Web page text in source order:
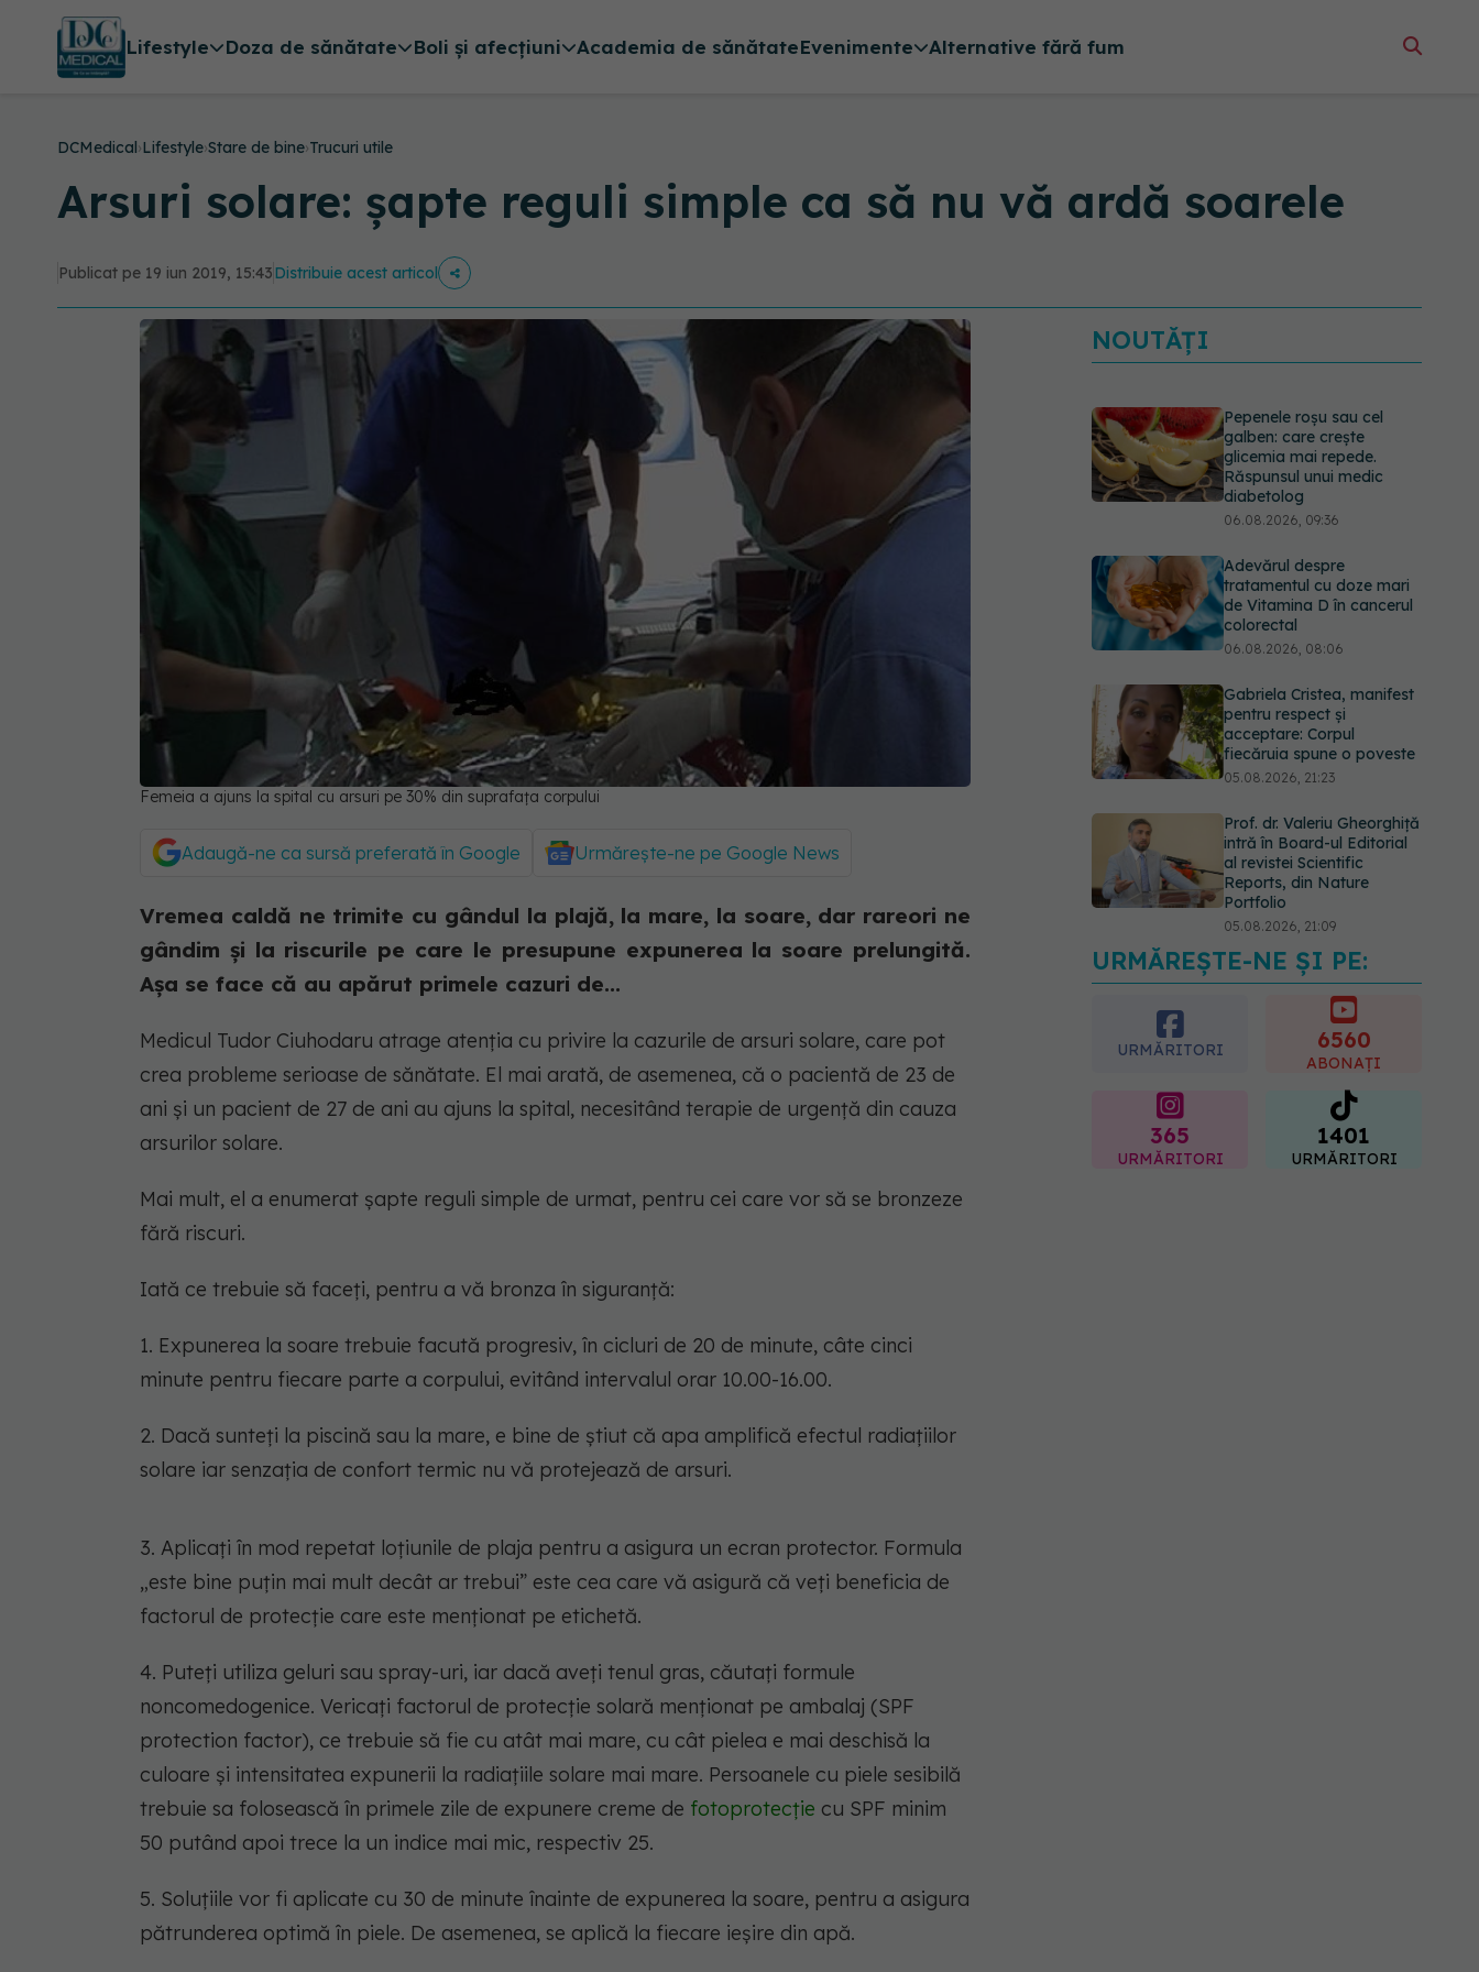
Lifestyle Doza de sănătate Boli și afecțiuni Academia de sănătateEvenimente Alternative fără fum
DCMedical›Lifestyle›Stare de bine›Trucuri utile
Arsuri solare: șapte reguli simple ca să nu vă ardă soarele
Publicat pe 19 iun 2019, 15:43Distribuie acest articol
Femeia a ajuns la spital cu arsuri pe 30% din suprafața corpului
Adaugă-ne ca sursă preferată în Google Urmărește-ne pe Google News
Vremea caldă ne trimite cu gândul la plajă, la mare, la soare, dar rareori ne
gândim și la riscurile pe care le presupune expunerea la soare prelungită.
Așa se face că au apărut primele cazuri de...
Medicul Tudor Ciuhodaru atrage atenția cu privire la cazurile de arsuri solare, care pot
crea probleme serioase de sănătate. El mai arată, de asemenea, că o pacientă de 23 de
ani și un pacient de 27 de ani au ajuns la spital, necesitând terapie de urgență din cauza
arsurilor solare.
Mai mult, el a enumerat șapte reguli simple de urmat, pentru cei care vor să se bronzeze
fără riscuri.
Iată ce trebuie să faceți, pentru a vă bronza în siguranță:
1. Expunerea la soare trebuie facută progresiv, în cicluri de 20 de minute, câte cinci
minute pentru fiecare parte a corpului, evitând intervalul orar 10.00-16.00.
2. Dacă sunteţi la piscină sau la mare, e bine de ştiut că apa amplifică efectul radiaţiilor
solare iar senzaţia de confort termic nu vă protejează de arsuri.
3. Aplicaţi în mod repetat loţiunile de plaja pentru a asigura un ecran protector. Formula
„este bine puţin mai mult decât ar trebui” este cea care vă asigură că veţi beneficia de
factorul de protecţie care este menţionat pe etichetă.
4. Puteţi utiliza geluri sau spray-uri, iar dacă aveţi tenul gras, căutaţi formule
noncomedogenice. Vericaţi factorul de protecţie solară menţionat pe ambalaj (SPF
protection factor), ce trebuie să fie cu atât mai mare, cu cât pielea e mai deschisă la
culoare şi intensitatea expunerii la radiaţiile solare mai mare. Persoanele cu piele sesibilă
trebuie sa folosească în primele zile de expunere creme de fotoprotecţie cu SPF minim
50 putând apoi trece la un indice mai mic, respectiv 25.
5. Soluţiile vor fi aplicate cu 30 de minute înainte de expunerea la soare, pentru a asigura
pătrunderea optimă în piele. De asemenea, se aplică la fiecare ieşire din apă.
NOUTĂȚI
Pepenele roșu sau cel
galben: care crește
glicemia mai repede.
Răspunsul unui medic
diabetolog
06.08.2026, 09:36
Adevărul despre
tratamentul cu doze mari
de Vitamina D în cancerul
colorectal
06.08.2026, 08:06
Gabriela Cristea, manifest
pentru respect și
acceptare: Corpul
fiecăruia spune o poveste
05.08.2026, 21:23
Prof. dr. Valeriu Gheorghiță
intră în Board-ul Editorial
al revistei Scientific
Reports, din Nature
Portfolio
05.08.2026, 21:09
EXCLUSIV Tratamentul
modern al cancerelor
ginecologice. Dr. Sorin
Bogdan (SANADOR), la
DC Medical și DC News
URMĂREȘTE-NE ȘI PE:
URMĂRITORI 6560
ABONAȚI
365
URMĂRITORI
1401
URMĂRITORI